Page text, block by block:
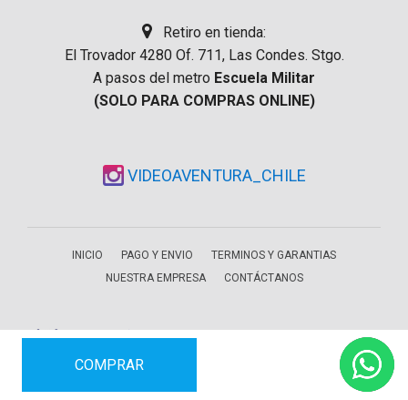
COMPRAR
Retiro en tienda:
El Trovador 4280 Of. 711, Las Condes. Stgo.
A pasos del metro Escuela Militar
(SOLO PARA COMPRAS ONLINE)
VIDEOAVENTURA_CHILE
INICIO PAGO Y ENVIO
TERMINOS Y GARANTIAS
NUESTRA EMPRESA
CONTÁCTANOS